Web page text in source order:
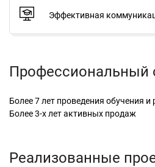
Эффективная
Профессиональный
Более 7 лет проведения обучения и
Более 3-х лет активных продаж
Реализованные